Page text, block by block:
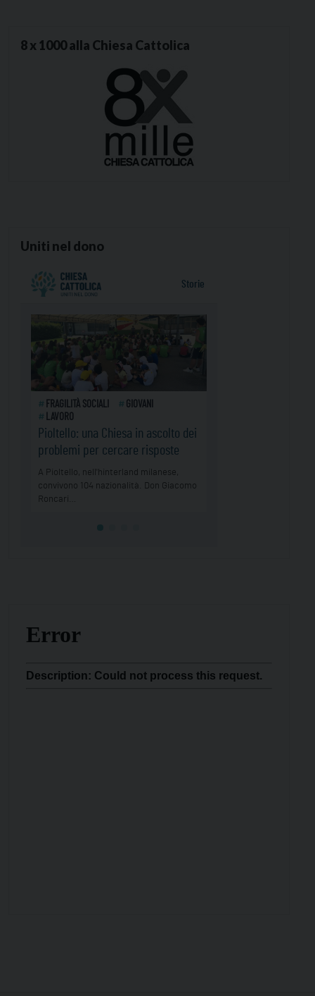
8 x 1000 alla Chiesa Cattolica
Uniti nel dono